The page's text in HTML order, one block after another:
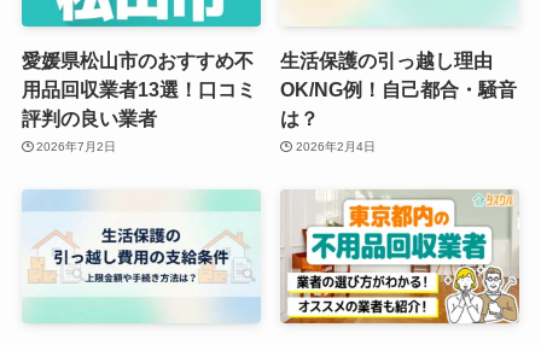
愛媛県松山市のおすすめ不
用品回収業者13選！口コミ
評判の良い業者
2026年7月2日
生活保護の引っ越し理由
OK/NG例！自己都合・騒音
は？
2026年2月4日